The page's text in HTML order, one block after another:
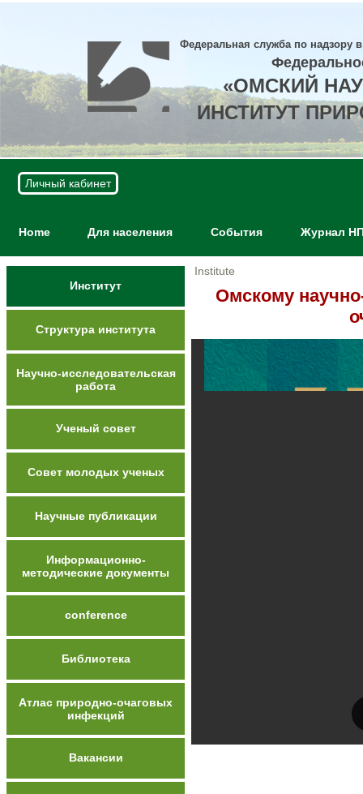
Федеральная служба по надзору
«ОМСКИЙ
ИНСТИТУТ
Личный кабинет
Home Для населения События Журнал
Институт
Структура института
Научно-исследовательская
работа
Ученый совет
Совет молодых ученых
Научные публикации
Информационно-
методические документы
conference
Библиотека
Атлас природно-очаговых
инфекций
Вакансии
Institute
Омскому